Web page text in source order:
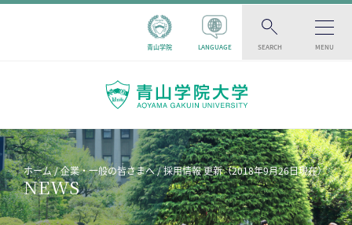
青山学院 LANGUAGE SEARCH MENU
ホーム 企業・一般の皆さまへ 採用情報 更新（2018年9月26日現在）
NEWS